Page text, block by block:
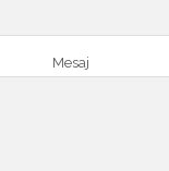
Mesaj